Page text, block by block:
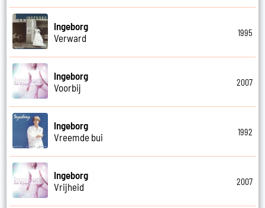
Ingeborg
Verward
1995
Ingeborg
Voorbij
2007
Ingeborg
Vreemde bui
1992
Ingeborg
Vrijheid
2007